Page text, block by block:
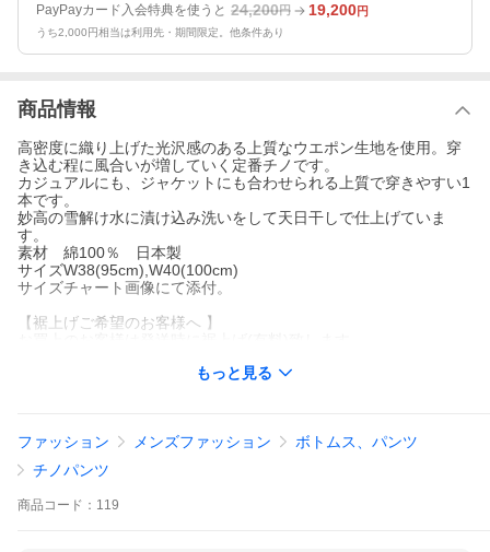
PayPayカード入会特典を使うと 24,200円 19,200円
うち2,000円相当は利用先・期間限定。他条件あり
商品情報
高密度に織り上げた光沢感のある上質なウエポン生地を使用。穿
き込む程に風合いが増していく定番チノです。
カジュアルにも、ジャケットにも合わせられる上質で穿きやすい1
本です。
妙高の雪解け水に漬け込み洗いをして天日干しで仕上げていま
す。
素材 綿100％ 日本製
サイズW38(95cm),W40(100cm)
サイズチャート画像にて添付。
【裾上げご希望のお客様へ 】
ご希望の股下寸法を、ご注文時にご要望欄に記載して下さい。
もっと見る
ファッション メンズファッション
ボトムス、パンツ
チノパンツ
商品 コード： 119